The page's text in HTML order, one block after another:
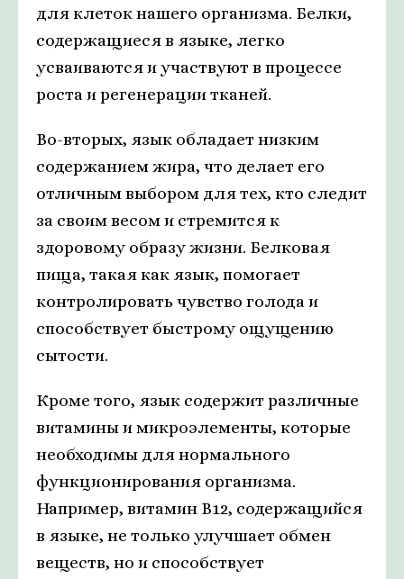
для клеток нашего организма. Белки,
содержащиеся в языке, легко
усваиваются и участвуют в процессе
роста и регенерации тканей.
Во-вторых, язык обладает низким
содержанием жира, что делает его
отличным выбором для тех, кто следит
за своим весом и стремится к
здоровому образу жизни. Белковая
пища, такая как язык, помогает
контролировать чувство голода и
способствует быстрому ощущению
сытости.
Кроме того, язык содержит различные
витамины и микроэлементы, которые
необходимы для нормального
функционирования организма.
Например, витамин В12, содержащийся
в языке, не только улучшает обмен
веществ, но и способствует